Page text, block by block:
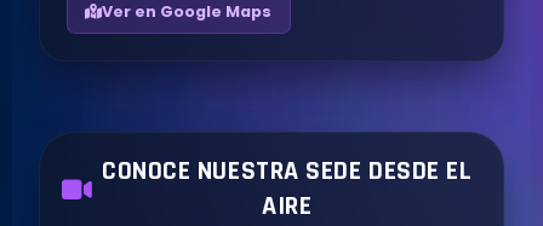
Ver en Google Maps
CONOCE NUESTRA SEDE DESDE EL
AIRE